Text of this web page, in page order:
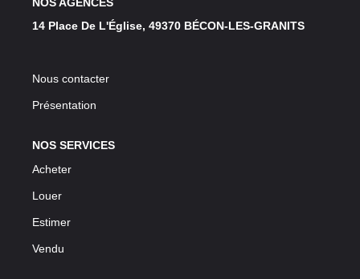
Syndic
14 Place De L'Église, 49370 BÉCON-LES-GRANITS
Nous contacter
Présentation
NOS SERVICES
Acheter
Louer
Estimer
Vendu